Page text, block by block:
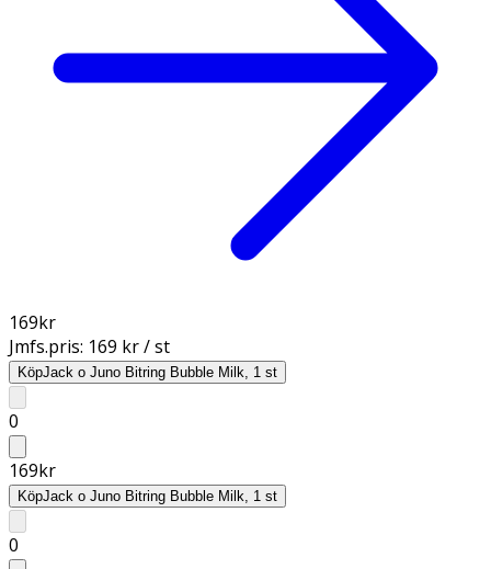
169kr
Jmfs.pris: 169 kr / st
KöpJack o Juno Bitring Bubble Milk, 1 st
0
169kr
KöpJack o Juno Bitring Bubble Milk, 1 st
0